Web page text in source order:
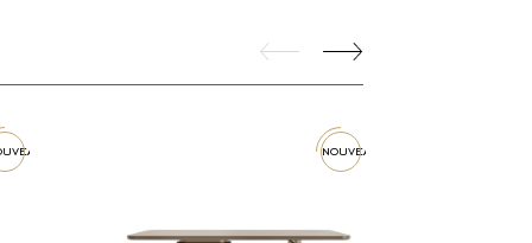
nouveau